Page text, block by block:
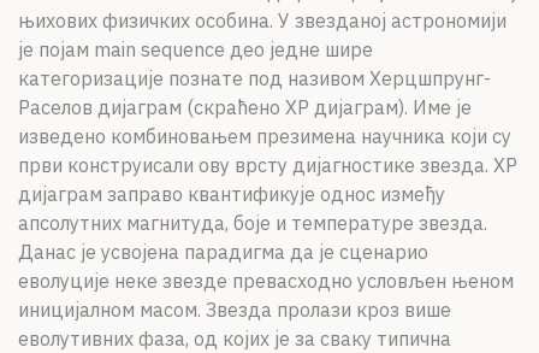
њихових физичких особина. У звезданој астрономији
је појам main sequence део једне шире
категоризације познате под називом Херцшпрунг-
Раселов дијаграм (скраћено ХР дијаграм). Име је
изведено комбиновањем презимена научника који су
први конструисали ову врсту дијагностике звезда. ХР
дијаграм заправо квантификује однос између
апсолутних магнитуда, боје и температуре звезда.
Данас је усвојена парадигма да је сценарио
еволуције неке звезде превасходно условљен њеном
иницијалном масом. Звезда пролази кроз више
еволутивних фаза, од којих је за сваку типична